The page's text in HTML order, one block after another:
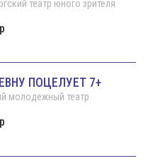
театр юного зрителя
ПОЦЕЛУЕТ 7+
молодежный театр